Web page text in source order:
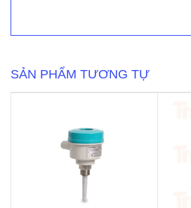
SẢN PHẨM TƯƠNG TỰ